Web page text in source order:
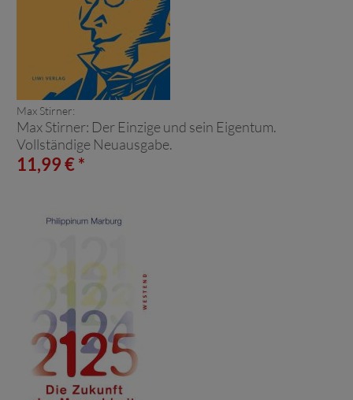
Max Stirner:
Max Stirner: Der Einzige und sein Eigentum.
Vollständige Neuausgabe.
11,99 € *